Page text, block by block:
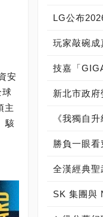
安
球
主
駭